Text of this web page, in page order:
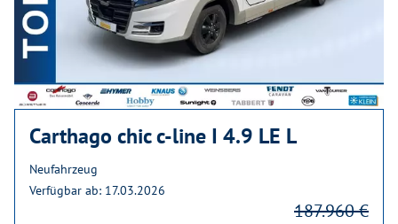
Carthago chic c-line I 4.9 LE L
Neufahrzeug
Verfügbar ab: 17.03.2026
187.960 €